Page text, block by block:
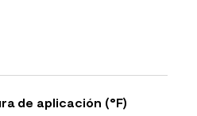
de aplicación (°F)